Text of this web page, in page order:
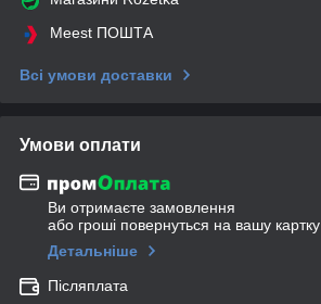
Meest ПОШТА
Всі умови доставки
Умови оплати
Ви отримаєте замовлення
або гроші повернуться на вашу картку
Детальніше
Післяплата